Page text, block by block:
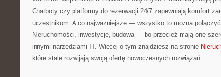
Chatboty czy platformy do rezerwacji 24/7 zapewniają komfort
uczestnikom. A co najważniejsze — wszystko to można
Nieruchomości, inwestycje, budowa — bo przecież mają one
innymi narzędziami IT. Więcej o tym znajdziesz na stronie
które stale rozwijają swoją ofertę nowoczesnych rozwiązań.